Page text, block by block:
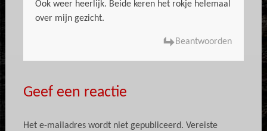
Ook weer heerlijk. Beide keren het rokje helemaal
over mijn gezicht.
Beantwoorden
Geef een reactie
Het e-mailadres wordt niet gepubliceerd. Vereiste